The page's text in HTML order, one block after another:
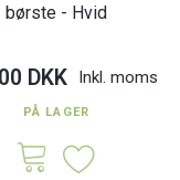
børste - Hvid
DKK Inkl. moms
PÅ LAGER